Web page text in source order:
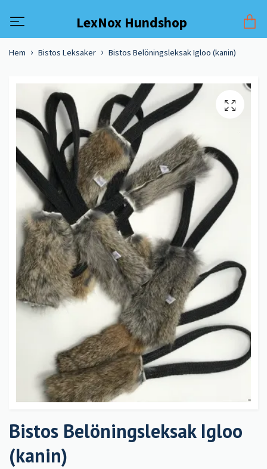
LexNox Hundshop
Hem Bistos Leksaker Bistos Belöningsleksak Igloo (kanin)
Bistos Belöningsleksak Igloo
(kanin)